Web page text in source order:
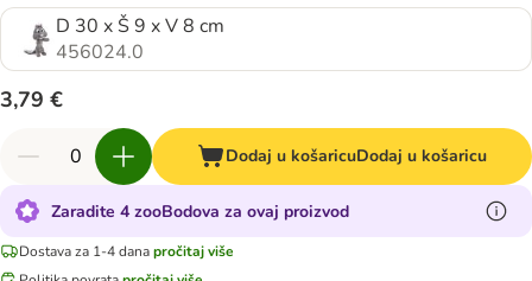
D 30 x Š 9 x V 8 cm
456024.0
3,79 €
Dodaj u košaricuDodaj u košaricu
Zaradite 4 zooBodova za ovaj proizvod
Dostava za 1-4 danapročitaj više